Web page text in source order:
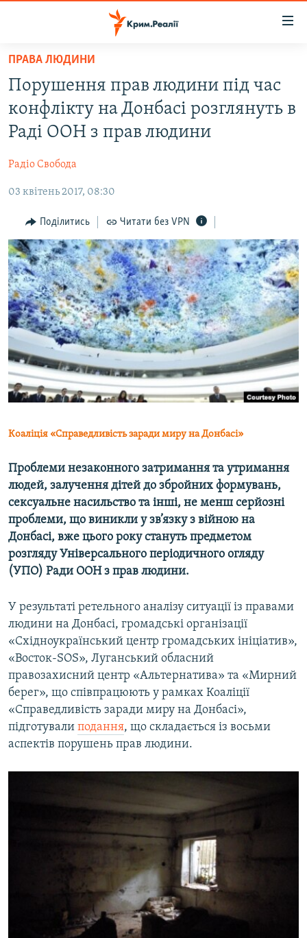
Перейти
основного
матеріалу
Перейти
до
основної
Перейти
пошуку
ВОДА.КРИМ
ВІДЕО ТА ФОТО
БЛОГИ
ПОГЛЯД
ІНТЕРВ'Ю
ВСЕ ЗА ДЕНЬ
СПЕЦПРОЕКТИ
ДЕПОРТАЦІЯ
ВІДЕОУРОКИ «ELIFBE»
СВІДЧЕННЯ ОКУПАЦІЇ
УКРАЇНСЬКА ПРОБЛЕМА КРИМУ
ІНФОГРАФІКА
ЯК ОБІЙТИ БЛОКУВАННЯ
Русский
Qırımtatar
ДОЛУЧАЙСЯ!
ПРАВА ЛЮДИНИ
Порушення прав людини під час
конфлікту на Донбасі розглянуть в
Раді ООН з прав людини
Радіо Свобода
03 квітень 2017, 08:30
Поділитись Читати без VPN
Коаліція «Справедливість заради миру на Донбасі»
Проблеми незаконного затримання та утримання
людей, залучення дітей до збройних формувань,
сексуальне насильство та інші, не менш серйозні
проблеми, що виникли у зв’язку з війною на
Донбасі, вже цього року стануть предметом
розгляду Універсального періодичного огляду
(УПО) Ради ООН з прав людини.
У результаті ретельного аналізу ситуації із правами
людини на Донбасі, громадські організації
«Східноукраїнський центр громадських ініціатив»,
«Восток-SOS», Луганський обласний
правозахисний центр «Альтернатива» та «Мирний
берег», що співпрацюють у рамках Коаліції
«Справедливість заради миру на Донбасі»,
підготували подання, що складається із восьми
аспектів порушень прав людини.